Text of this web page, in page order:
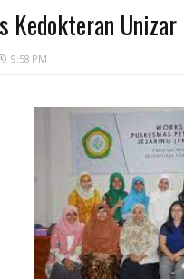
Kedokteran Unizar
9:58 PM